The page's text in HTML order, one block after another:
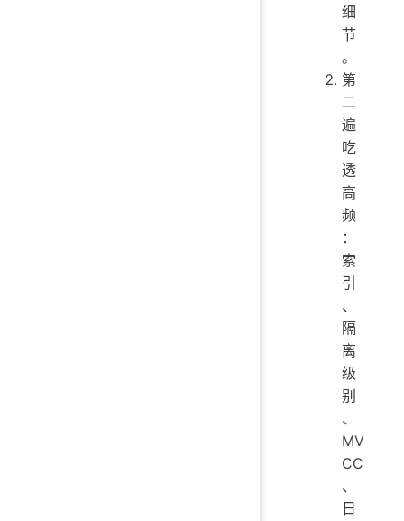
细
节
。
第
二
遍
吃
透
高
频
：
索
引
、
隔
离
级
别
、
MV
CC
、
日